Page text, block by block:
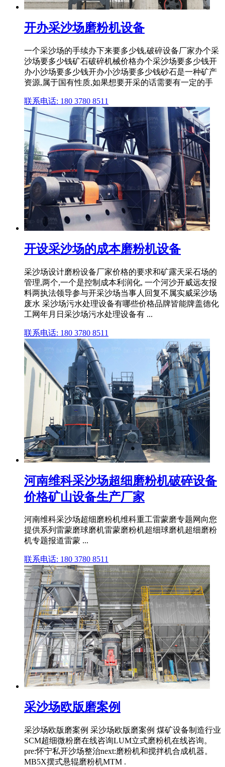
开办采沙场磨粉机设备
一个采沙场的手续办下来要多少钱,破碎设备厂家办个采
沙场要多少钱矿石破碎机械价格办个采沙场要多少钱开
办小沙场要多少钱开办小沙场要多少钱砂石是一种矿产
资源,属于国有性质,如果想要开采的话需要有一定的手
联系电话: 180 3780 8511
开设采沙场的成本磨粉机设备
采沙场设计磨粉设备厂家价格的要求和矿露天采石场的
管理,两个,一个是控制成本利润化, 一个河沙开威远友报
料两执法领导参与开采沙场当事人回复不属实威采沙场
废水 采沙场污水处理设备有哪些价格品牌皆能牌盖德化
工网年月日采沙场污水处理设备有 ...
联系电话: 180 3780 8511
河南维科采沙场超细磨粉机破碎设备
价格矿山设备生产厂家
河南维科采沙场超细磨粉机维科重工雷蒙磨专题网向您
提供系列雷蒙磨球磨机雷蒙磨粉机超细球磨机超细磨粉
机专题报道雷蒙 ...
联系电话: 180 3780 8511
采沙场欧版磨案例
采沙场欧版磨案例 采沙场欧版磨案例 煤矿设备制造行业
SCM超细微粉磨在线咨询LUM立式磨粉机在线咨询。
pre:怀宁私开沙场整治next:磨粉机和搅拌机合成机器。
MB5X摆式悬辊磨粉机MTM .